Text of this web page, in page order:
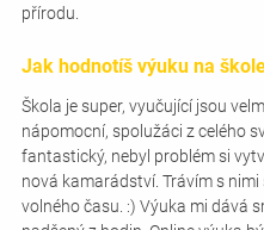
přírodu.
Jak hodnotíš výuku na
Škola je super, vyučující jsou
nápomocní, spolužáci z celého
fantastický, nebyl problém si
nová kamarádství. Trávím s
volného času. :) Výuka mi dává